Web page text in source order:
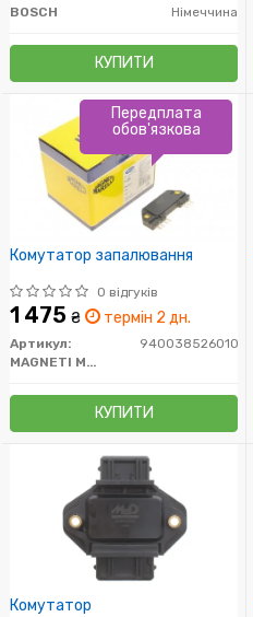
BOSCH
Німеччина
КУПИТИ
Комутатор запалювання
0 відгуків
1 475 ₴ термін 2 дн.
Артикул:
940038526010
MAGNETI MARELLI
КУПИТИ
Передплата
обов'язкова
Комутатор